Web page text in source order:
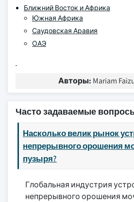
Ближний Восток и Африка
Южная Африка
Саудовская Аравия
ОАЭ
Авторы: Mariam
Часто задаваемые
Насколько велик рынок
непрерывного орошения
пузыря?
Глобальная индустрия
непрерывного орошения